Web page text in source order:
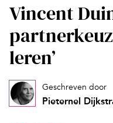
Vincent
leren’
Geschreven door
Pieternel